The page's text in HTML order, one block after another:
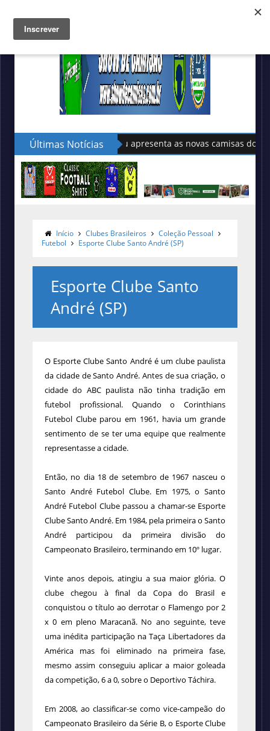
Últimas Notícias
Sudu apresenta as novas camisas do País de Gales
Início Clubes Brasileiros
Coleção Pessoal
Futebol
Esporte Clube Santo André (SP)
Esporte Clube Santo
André (SP)
O Esporte Clube Santo André é um clube paulista
da cidade de Santo André. Antes de sua criação, o
cidade do ABC paulista não tinha tradição em
futebol profissional. Quando o Corinthians
Futebol Clube parou em 1961, havia um grande
sentimento de se ter uma equipe que realmente
representasse a cidade.
Então, no dia 18 de setembro de 1967 nasceu o
Santo André Futebol Clube. Em 1975, o Santo
André Futebol Clube passou a chamar-se Esporte
Clube Santo André. Em 1984, pela primeira o Santo
André participou da primeira divisão do
Campeonato Brasileiro, terminando em 10º lugar.
Vinte anos depois, atingiu a sua maior glória. O
clube chegou à final da Copa do Brasil e
conquistou o título ao derrotar o Flamengo por 2
x 0 em pleno Maracanã. No ano seguinte, teve
uma inédita participação na Taça Libertadores da
América mas foi eliminado na primeira fase,
mesmo assim conseguiu aplicar a maior goleada
da competição, 6 a 0, sobre o Deportivo Táchira.
Em 2008, ao classificar-se como vice-campeão do
Campeonato Brasileiro da Série B, o Esporte Clube